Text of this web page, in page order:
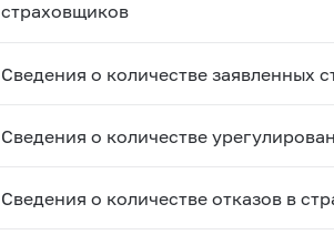
страховщиков
Сведения о количестве заявленных
Сведения о количестве
Сведения о количестве отказов в